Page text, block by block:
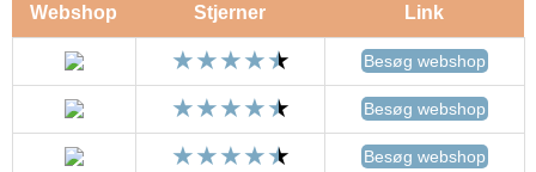
Webshop Stjerner Link
Besøg webshop
Besøg webshop
Besøg webshop